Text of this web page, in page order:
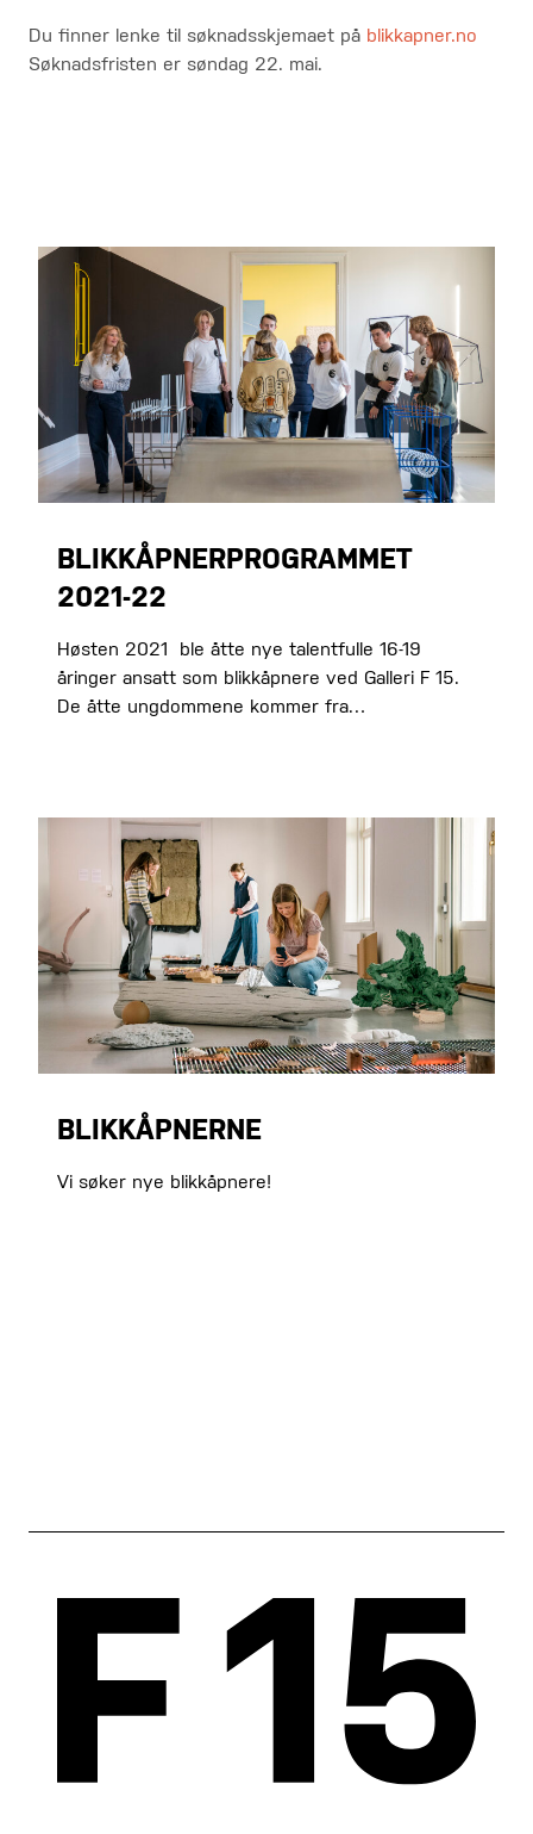
Du finner lenke til søknadsskjemaet på blikkapner.no
Søknadsfristen er søndag 22. mai.
BLIKKÅPNERPROGRAMMET
2021-22
Høsten 2021 ble åtte nye talentfulle 16-19
åringer ansatt som blikkåpnere ved Galleri F 15.
De åtte ungdommene kommer fra…
BLIKKÅPNERNE
Vi søker nye blikkåpnere!